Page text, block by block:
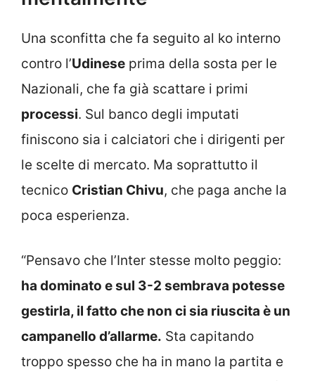
Una sconfitta che fa seguito al ko interno
contro l’Udinese prima della sosta per le
Nazionali, che fa già scattare i primi
processi. Sul banco degli imputati
finiscono sia i calciatori che i dirigenti per
le scelte di mercato. Ma soprattutto il
tecnico Cristian Chivu, che paga anche la
poca esperienza.
“Pensavo che l’Inter stesse molto peggio:
ha dominato e sul 3-2 sembrava potesse
gestirla, il fatto che non ci sia riuscita è un
campanello d’allarme. Sta capitando
troppo spesso che ha in mano la partita e